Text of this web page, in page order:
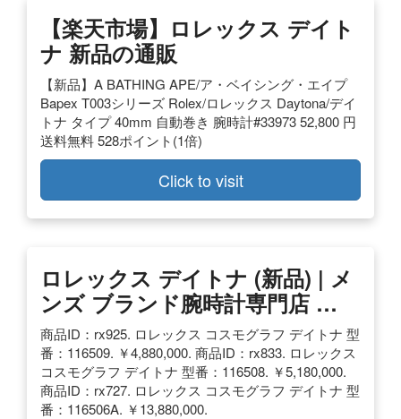
【楽天市場】ロレックス デイト
ナ 新品の通販
【新品】A BATHING APE/ア・ベイシング・エイプ
Bapex T003シリーズ Rolex/ロレックス Daytona/デイ
トナ タイプ 40mm 自動巻き 腕時計#33973 52,800 円
送料無料 528ポイント(1倍)
Click to visit
ロレックス デイトナ (新品) | メ
ンズ ブランド腕時計専門店 …
商品ID：rx925. ロレックス コスモグラフ デイトナ 型
番：116509. ￥4,880,000. 商品ID：rx833. ロレックス
コスモグラフ デイトナ 型番：116508. ￥5,180,000.
商品ID：rx727. ロレックス コスモグラフ デイトナ 型
番：116506A. ￥13,880,000.